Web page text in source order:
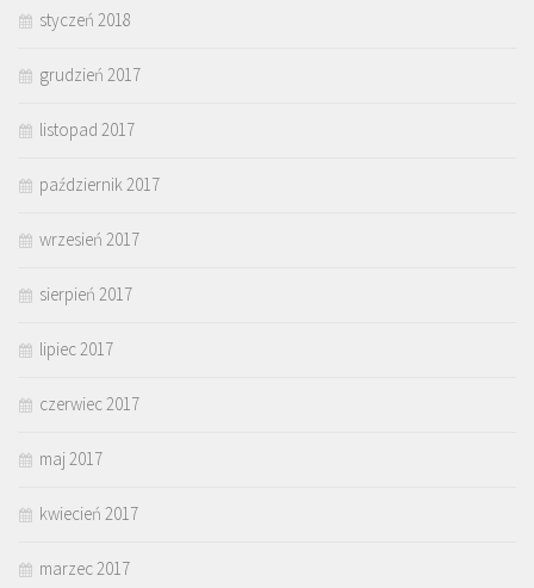
styczeń 2018
grudzień 2017
listopad 2017
październik 2017
wrzesień 2017
sierpień 2017
lipiec 2017
czerwiec 2017
maj 2017
kwiecień 2017
marzec 2017